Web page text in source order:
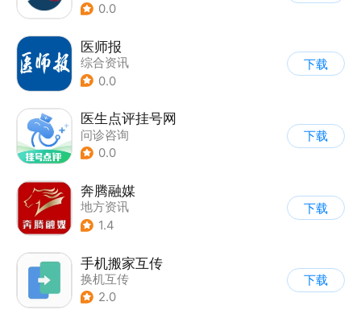
0.0
医师报
综合资讯
0.0
下载
医生点评挂号网
问诊咨询
0.0
下载
奔腾融媒
地方资讯
1.4
下载
手机搬家互传
换机互传
2.0
下载